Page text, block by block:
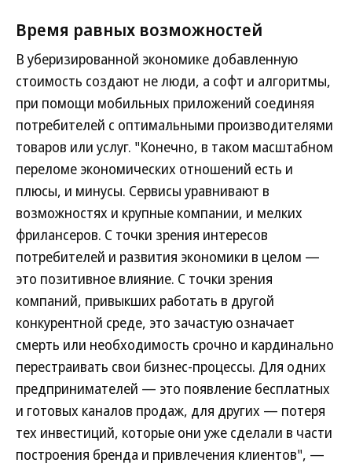
Время равных возможностей
В уберизированной экономике добавленную
стоимость создают не люди, а софт и алгоритмы,
при помощи мобильных приложений соединяя
потребителей с оптимальными производителями
товаров или услуг. "Конечно, в таком масштабном
переломе экономических отношений есть и
плюсы, и минусы. Сервисы уравнивают в
возможностях и крупные компании, и мелких
фрилансеров. С точки зрения интересов
потребителей и развития экономики в целом —
это позитивное влияние. С точки зрения
компаний, привыкших работать в другой
конкурентной среде, это зачастую означает
смерть или необходимость срочно и кардинально
перестраивать свои бизнес-процессы. Для одних
предпринимателей — это появление бесплатных
и готовых каналов продаж, для других — потеря
тех инвестиций, которые они уже сделали в части
построения бренда и привлечения клиентов", —